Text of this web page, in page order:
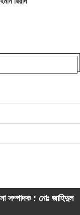
সম্পাদক : মোঃ জাহিদুল